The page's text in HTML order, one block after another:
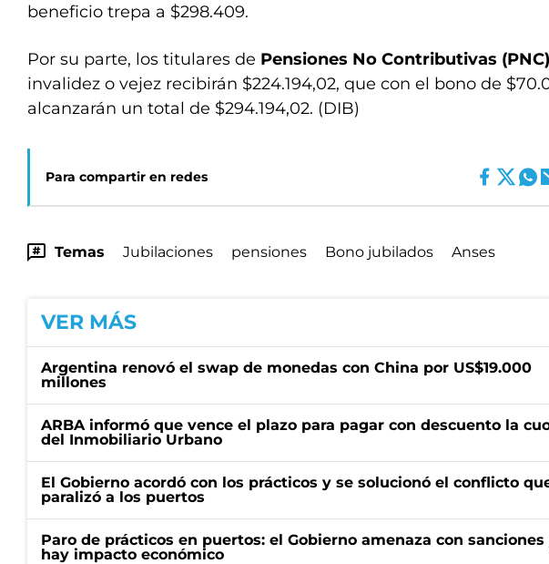
beneficio trepa a $298.409.
Por su parte, los titulares de Pensiones No Contributivas (PNC)
invalidez o vejez recibirán $224.194,02, que con el bono de
alcanzarán un total de $294.194,02. (DIB)
Para compartir en redes
Temas Jubilaciones pensiones Bono jubilados Anses
VER MÁS
Argentina renovó el swap de monedas con China por US$19.000
millones
ARBA informó que vence el plazo para pagar con descuento la
del Inmobiliario Urbano
El Gobierno acordó con los prácticos y se solucionó el conflicto
paralizó a los puertos
Paro de prácticos en puertos: el Gobierno amenaza con sanciones
hay impacto económico